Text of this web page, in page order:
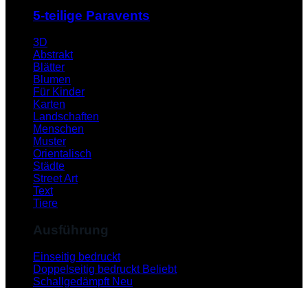
5-teilige Paravents
3D
Abstrakt
Blätter
Blumen
Für Kinder
Karten
Landschaften
Menschen
Muster
Orientalisch
Städte
Street Art
Text
Tiere
Ausführung
Einseitig bedruckt
Doppelseitig bedruckt
Schallgedämpft